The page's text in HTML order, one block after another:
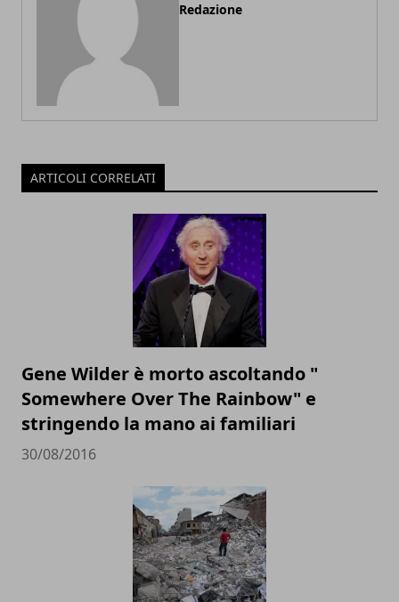
Redazione
ARTICOLI CORRELATI
Gene Wilder è morto ascoltando "
Somewhere Over The Rainbow" e
stringendo la mano ai familiari
30/08/2016